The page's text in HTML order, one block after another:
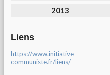
2013
Liens
https://www.initiative-
communiste.fr/liens/